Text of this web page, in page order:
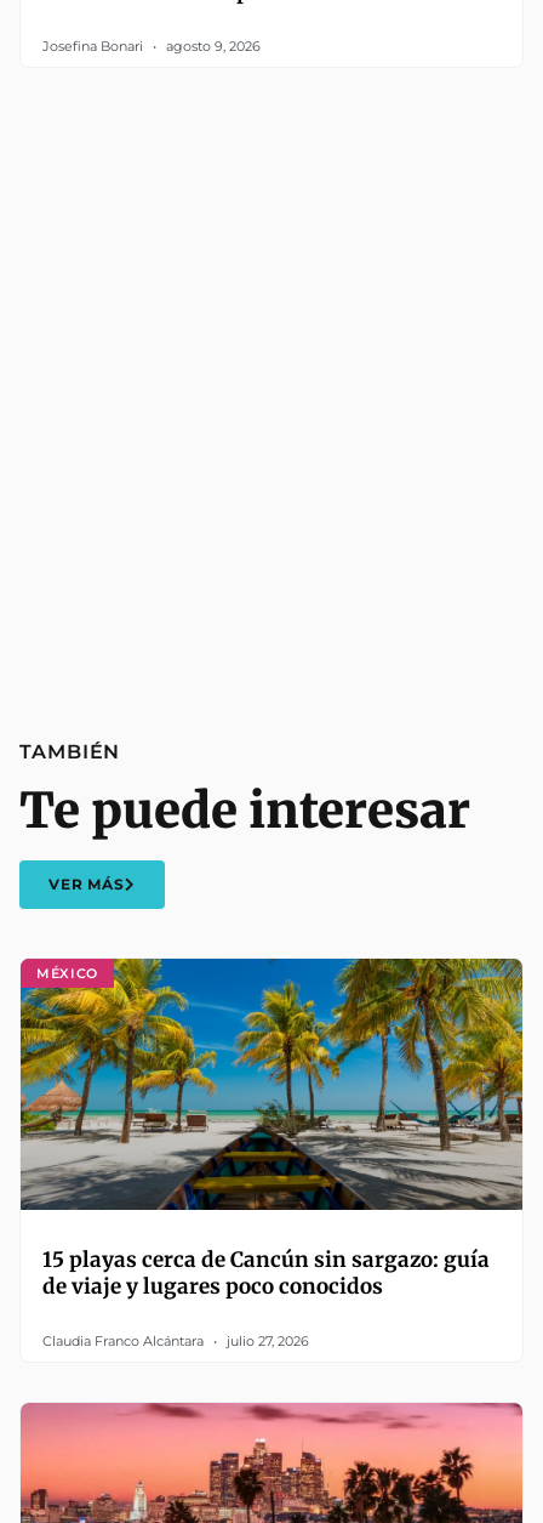
Josefina Bonari agosto 9, 2026
MÉXICO
15 playas cerca de Cancún sin sargazo: guía
de viaje y lugares poco conocidos
Claudia Franco Alcántara julio 27, 2026
TAMBIÉN
Te puede interesar
VER MÁS